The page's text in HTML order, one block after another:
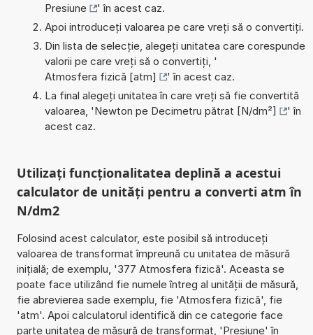
Presiune
' în acest caz.
Apoi introduceți valoarea pe care vreți să o convertiți.
Din lista de selecție, alegeți unitatea care corespunde
valorii pe care vreți să o convertiți, '
Atmosfera fizică [atm]
' în acest caz.
La final alegeți unitatea în care vreți să fie convertită
valoarea, 'Newton pe Decimetru pătrat [N/dm²]
' în
acest caz.
Utilizați funcționalitatea deplină a acestui
calculator de unități pentru a converti atm în
N/dm2
Folosind acest calculator, este posibil să introduceți
valoarea de transformat împreună cu unitatea de măsură
inițială; de exemplu, '377 Atmosfera fizică'. Aceasta se
poate face utilizând fie numele întreg al unității de măsură,
fie abrevierea sade exemplu, fie 'Atmosfera fizică', fie
'atm'. Apoi calculatorul identifică din ce categorie face
parte unitatea de măsură de transformat, 'Presiune' în